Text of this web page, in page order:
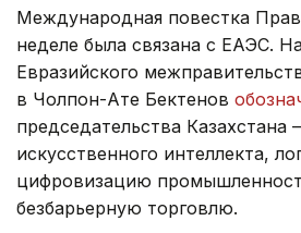
Международная повестка
неделе была связана с ЕАЭС.
Евразийского
в Чолпон-Ате Бектенов
председательства Казахстана
искусственного интеллекта,
цифровизацию
безбарьерную торговлю.